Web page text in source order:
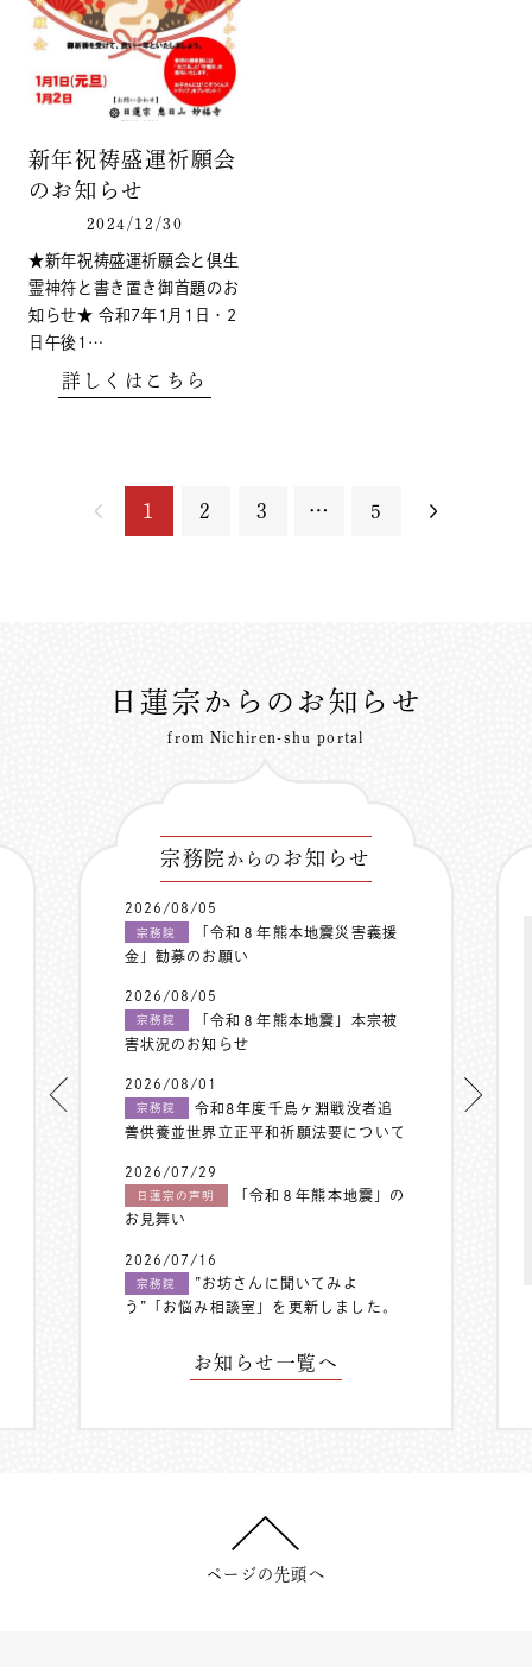
新年祝祷盛運祈願会
のお知らせ
2024/12/30
★新年祝祷盛運祈願会と倶生
霊神符と書き置き御首題のお
知らせ★ 令和7年1月1日・2
日午後1…
詳しくはこちら
1 2 3 … 5
日蓮宗からのお知らせ
from Nichiren-shu portal
宗務院 からの お知らせ
2026/08/05
宗務院
「令和８年熊本地震災害義援
金」勧募のお願い
2026/08/05
宗務院
「令和８年熊本地震」本宗被
害状況のお知らせ
2026/08/01
宗務院
令和8年度千鳥ヶ淵戦没者追
善供養並世界立正平和祈願法要について
2026/07/29
日蓮宗の声明
「令和８年熊本地震」の
お見舞い
2026/07/16
宗務院
”お坊さんに聞いてみよ
う”「お悩み相談室」を更新しました。
お知らせ一覧へ
ページの先頭へ